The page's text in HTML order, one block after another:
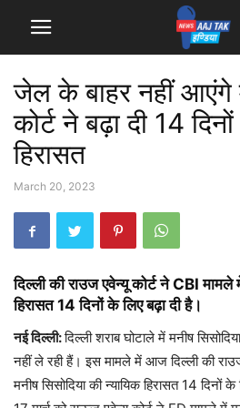
जेल के बाहर नहीं आएंगे
कोर्ट ने बढ़ा दी 14
हिरासत
March 20, 2023
दिल्ली की राउज एवेन्यू कोर्ट ने CBI मामले
हिरासत 14 दिनों के लिए बढ़ा दी है।
नई दिल्ली:दिल्ली शराब घोटाले में मनीष
नहीं ले रही हैं। इस मामले में आज दिल्ली की
मनीष सिसोदिया की न्यायिक हिरासत 14 दिनों